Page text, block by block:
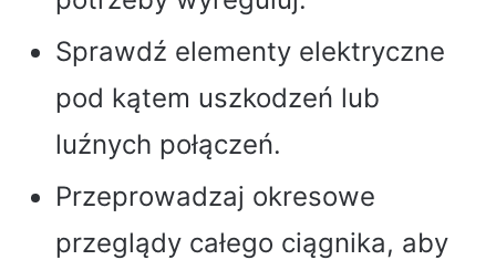
Sprawdź elementy elektryczne
pod kątem uszkodzeń lub
luźnych połączeń.
Przeprowadzaj okresowe
przeglądy całego ciągnika, aby